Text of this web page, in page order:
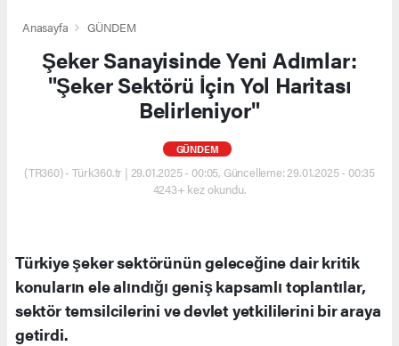
Anasayfa GÜNDEM
Şeker Sanayisinde Yeni Adımlar:
"Şeker Sektörü İçin Yol Haritası
Belirleniyor"
GÜNDEM
(TR360) - Türk360.tr | 29.01.2025 - 00:05, Güncelleme: 29.01.2025 - 00:35
4243+ kez okundu.
Türkiye şeker sektörünün geleceğine dair kritik
konuların ele alındığı geniş kapsamlı toplantılar,
sektör temsilcilerini ve devlet yetkililerini bir araya
getirdi.